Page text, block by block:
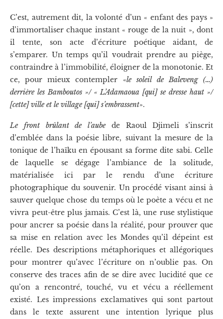
C’est, autrement dit, la volonté d’un « enfant des pays »
d’immortaliser chaque instant « rouge de la nuit », dont
il tente, son acte d’écriture poétique aidant, de
s’emparer. Un temps qu’il voudrait prendre au piège,
contraindre à l’immobilité, éloigner de la monotonie. Et
ce, pour mieux contempler «le soleil de Baleveng (…)
derrière les Bamboutos »/ « L’Adamaoua [qui] se dresse haut »/
[cette] ville et le village [qui] s’embrassent».
Le front brûlant de l’aubede Raoul Djimeli s’inscrit
d’emblée dans la poésie libre, suivant la mesure de la
tonique de l’haïku en épousant sa forme dite sabi. Celle
de laquelle se dégage l’ambiance de la solitude,
matérialisée ici par le rendu d’une écriture
photographique du souvenir. Un procédé visant ainsi à
sauver quelque chose du temps où le poète a vécu et ne
vivra peut-être plus jamais. C’est là, une ruse stylistique
pour ancrer sa poésie dans la réalité, pour prouver que
sa mise en relation avec les Mondes qu’il dépeint est
réelle. Des descriptions métaphoriques et allégoriques
pour montrer qu’avec l’écriture on n’oublie pas. On
conserve des traces afin de se dire avec lucidité que ce
qu’on a rencontré, touché, vu et vécu a réellement
existé. Les impressions exclamatives qui sont partout
dans le texte assurent une intention lyrique plus